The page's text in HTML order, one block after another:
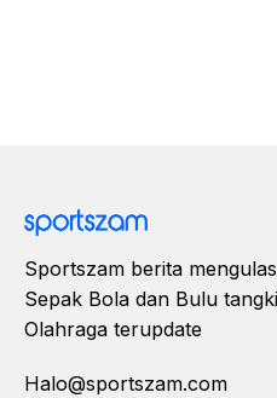
Sportszam berita
Sepak Bola dan Bulu
Olahraga terupdate
Halo@sportszam.com